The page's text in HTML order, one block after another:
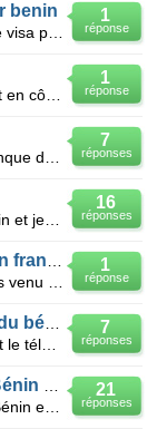
1
réponse
benin
1
réponse
7
réponses
16
réponses
1
réponse
7
réponses
21
réponses